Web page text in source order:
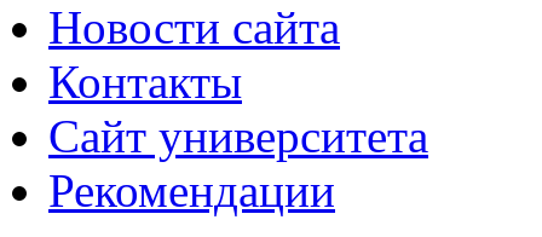
Новости сайта
Контакты
Cайт университета
Рекомендации